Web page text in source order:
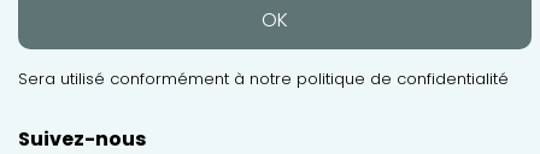
OK
Sera utilisé conformément à notre politique de confidentialité
Suivez-nous